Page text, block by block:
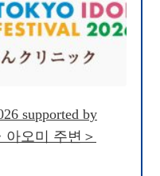
supported by
아오미 주변＞